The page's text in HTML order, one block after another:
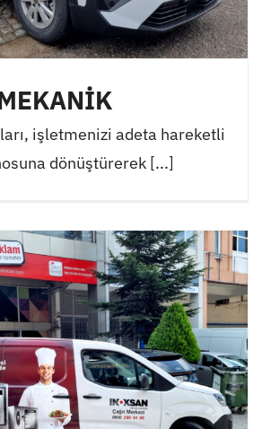
işletmenizi adeta hareketli
dönüştürerek [...]